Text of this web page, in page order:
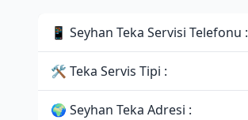
📱 Seyhan Teka Servisi Telefonu :
🛠 Teka Servis Tipi :
🌍 Seyhan Teka Adresi :